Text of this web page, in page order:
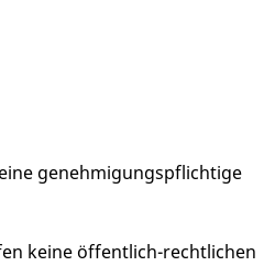
genehmigungspflichtige
keine öffentlich-rechtlichen